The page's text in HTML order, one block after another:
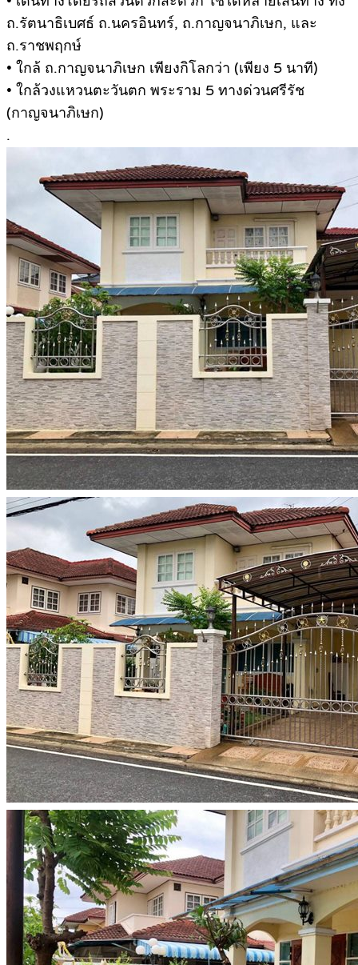
ถ.รัตนาธิเบศธ์ ถ.นครอินทร์, ถ.กาญจนาภิเษก, และ
ถ.ราชพฤกษ์
• ใกล้ ถ.กาญจนาภิเษก เพียงกิโลกว่า (เพียง 5 นาที)
• ใกล้วงแหวนตะวันตก พระราม 5 ทางด่วนศรีรัช
(กาญจนาภิเษก)
.